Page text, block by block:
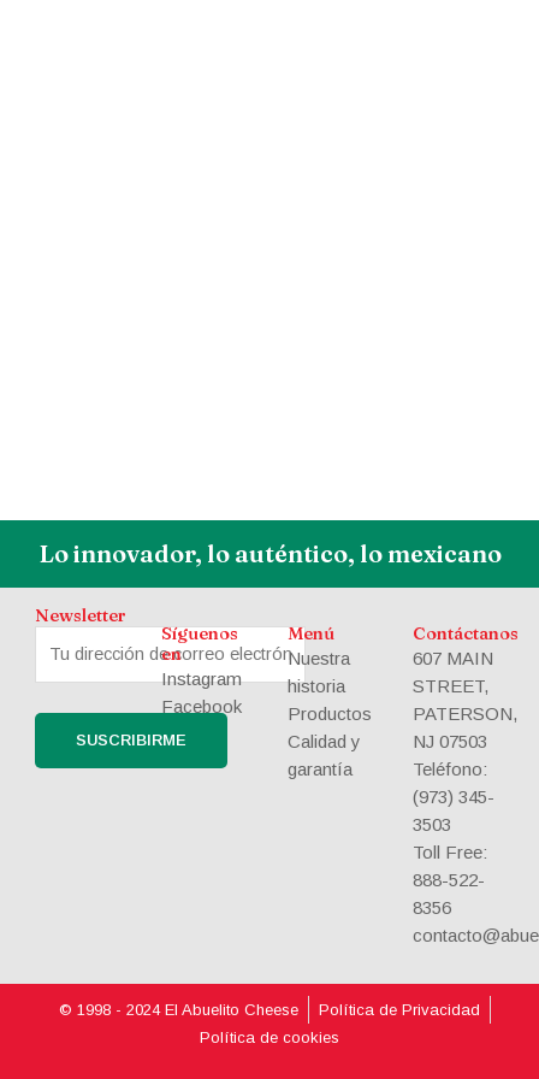
Lo innovador, lo auténtico, lo mexicano
Newsletter
Síguenos
en
Instagram
Facebook
Menú
Nuestra
historia
Productos
Calidad y
garantía
Contáctanos
607 MAIN
STREET,
PATERSON,
NJ 07503
Teléfono:
(973) 345-
3503
Toll Free:
888-522-
8356
© 1998 - 2024 El Abuelito Cheese
Política de Privacidad
Política de cookies